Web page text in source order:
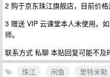
2 购于京东珠江旗舰店，目前价
3 赠送 VIP 云课堂本人未使用。
师。
联系方式 私聊 本贴回复可能不及
珠江
闲鱼 里特米勒